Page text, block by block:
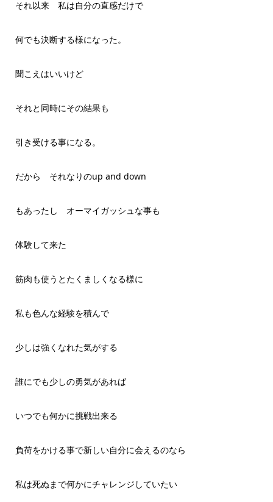
それ以来 私は自分の直感だけで
何でも決断する様になった。
聞こえはいいけど
それと同時にその結果も
引き受ける事になる。
だから それなりのup and down
もあったし オーマイガッシュな事も
体験して来た
筋肉も使うとたくましくなる様に
私も色んな経験を積んで
少しは強くなれた気がする
誰にでも少しの勇気があれば
いつでも何かに挑戦出来る
負荷をかける事で新しい自分に会えるのなら
私は死ぬまで何かにチャレンジしていたい